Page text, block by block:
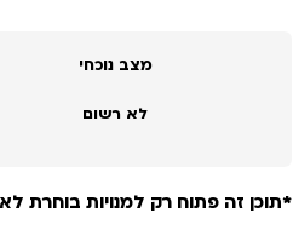
מצב נוכחי
לא רשום
*תוכן זה פתוח רק למנויות בוחרת